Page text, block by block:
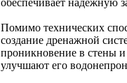
Помимо технических
создание дренажной
проникновение в стены
улучшают его